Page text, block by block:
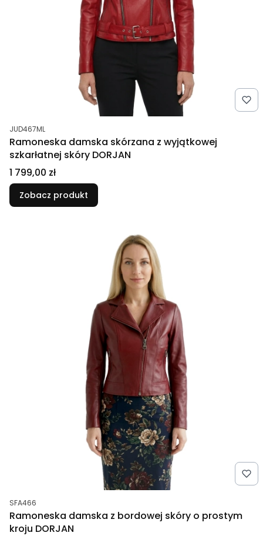
Kod produktu
JUD467ML
Ramoneska damska skórzana z wyjątkowej
szkarłatnej skóry DORJAN
Cena
1 799,00 zł
Zobacz produkt
Kod produktu
SFA466
Ramoneska damska z bordowej skóry o prostym
kroju DORJAN